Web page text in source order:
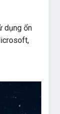
dụng ổn